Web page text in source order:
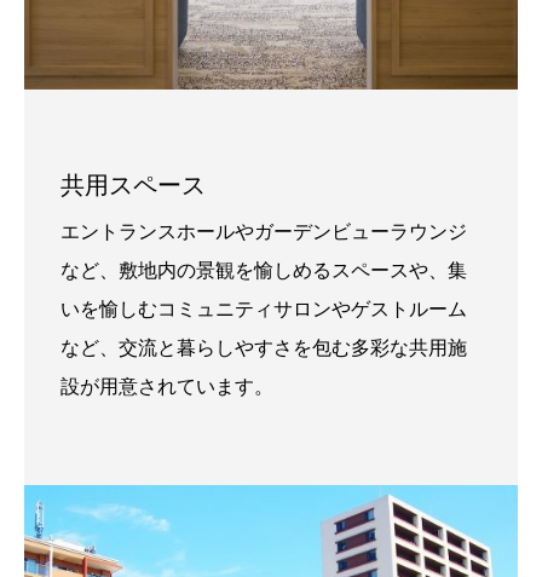
共用スペース
エントランスホールやガーデンビューラウンジ
など、敷地内の景観を愉しめるスペースや、集
いを愉しむコミュニティサロンやゲストルーム
など、交流と暮らしやすさを包む多彩な共用施
設が用意されています。